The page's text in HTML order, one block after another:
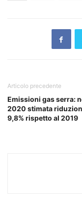
Articolo precedente
Emissioni gas serra:
2020 stimata
9,8% rispetto al 2019